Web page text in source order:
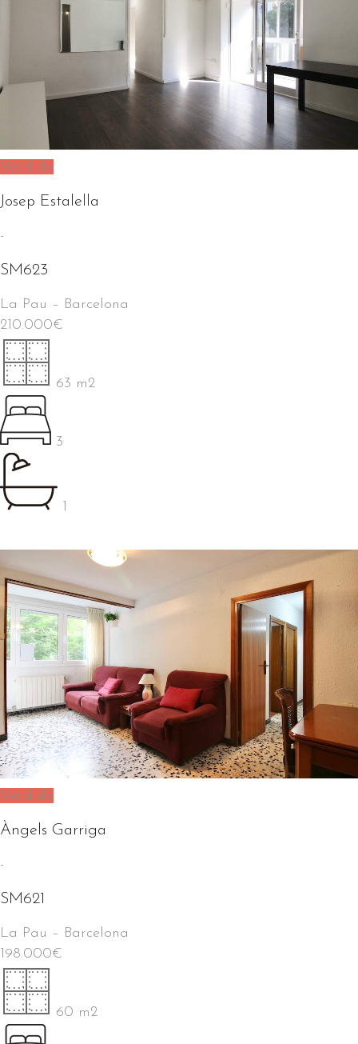
Vendido
Josep Estalella
-
SM623
La Pau – Barcelona
210.000€
63 m2
3
1
Vendido
Àngels Garriga
-
SM621
La Pau – Barcelona
198.000€
60 m2